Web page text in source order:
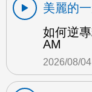
美麗的
如何逆
AM
2026/08/04